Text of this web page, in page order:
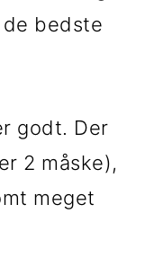
bedste
godt. Der
2 måske),
meget